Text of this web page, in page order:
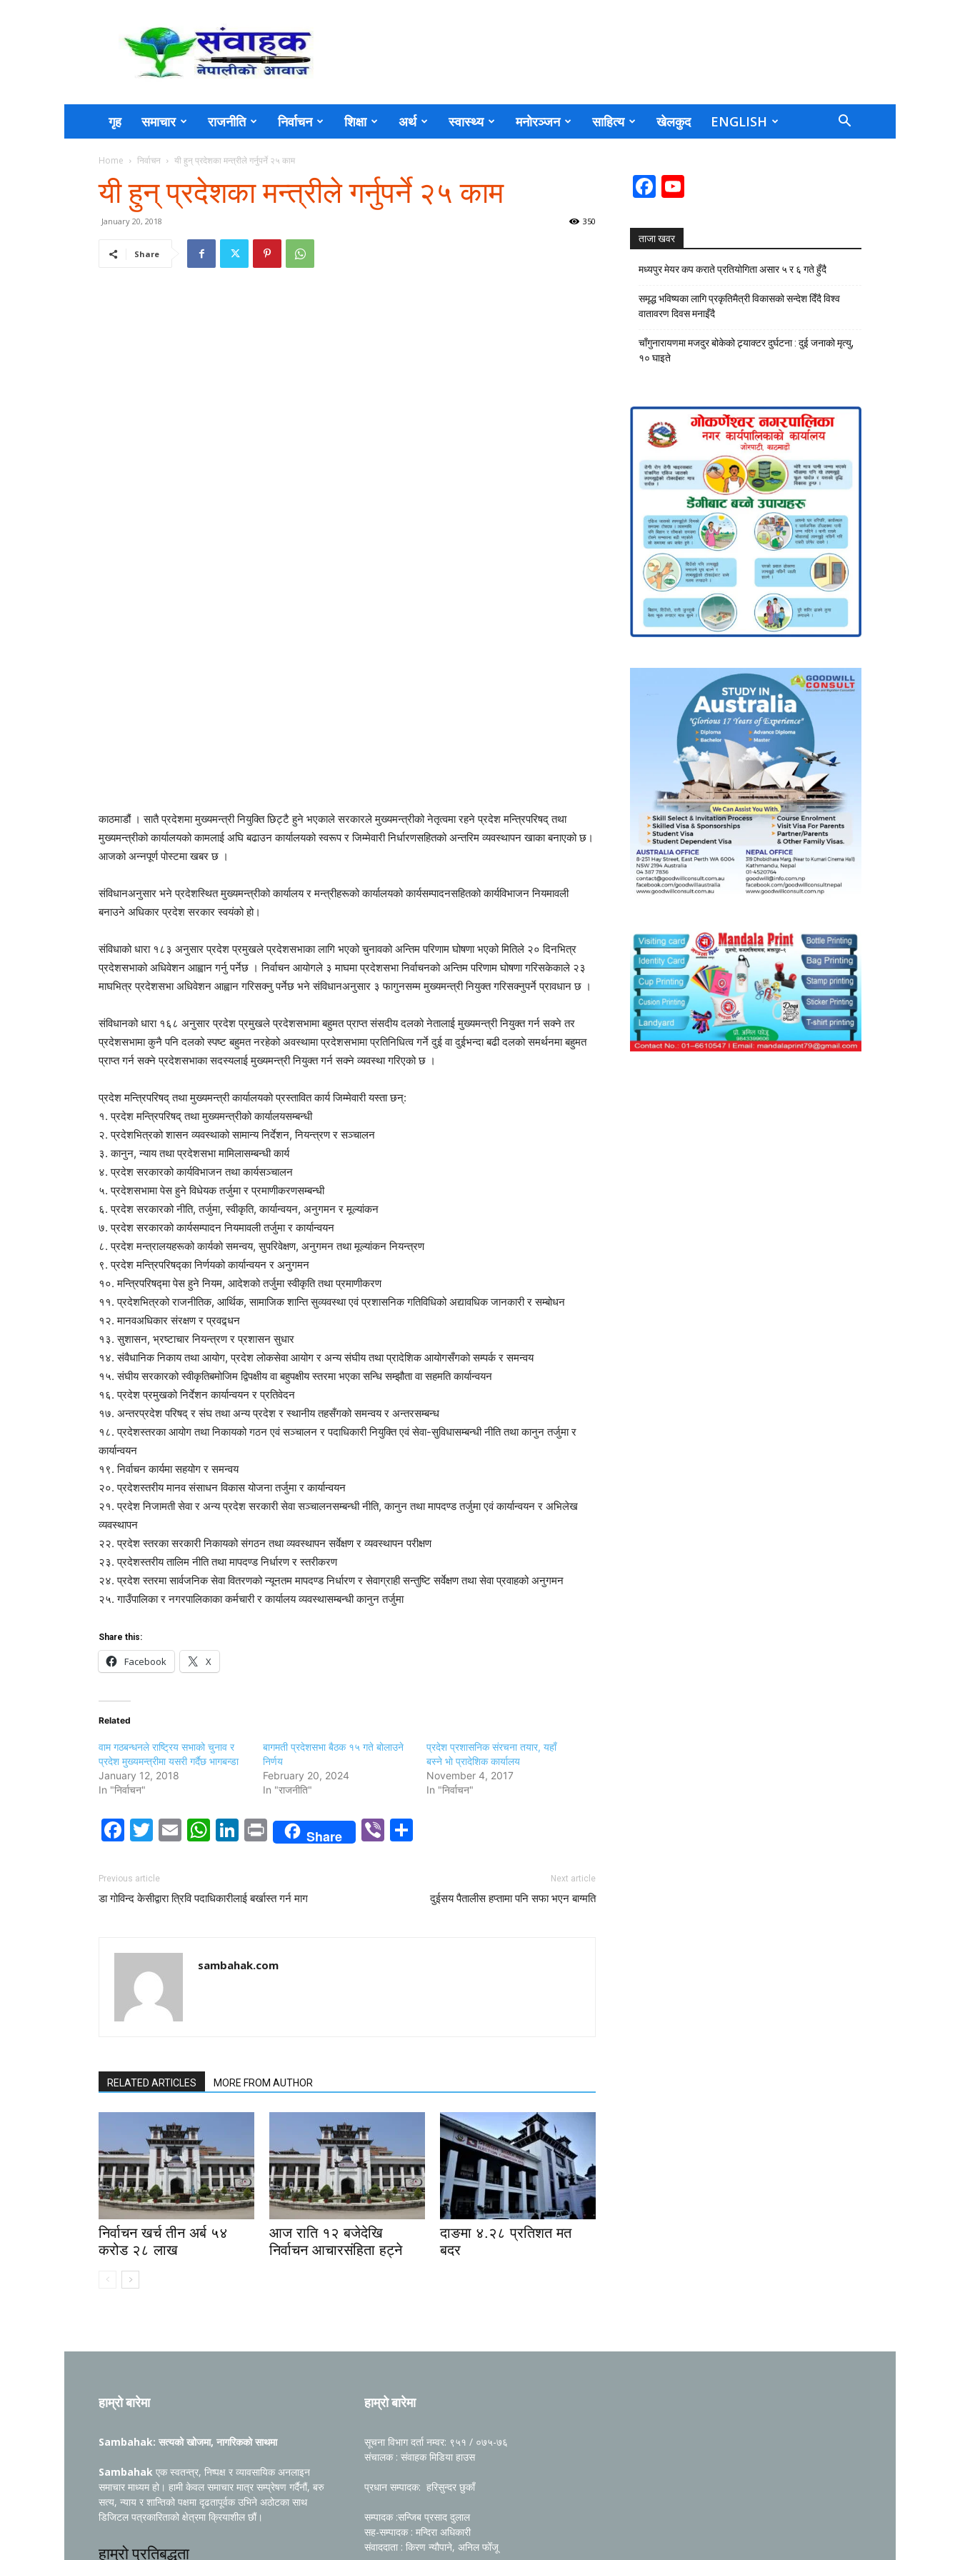
Sambahak
गृह समाचार राजनीति निर्वाचन शिक्षा अर्थ स्वास्थ्य मनोरञ्जन साहित्य खेलकुद ENGLISH
Home निर्वाचन यी हुन् प्रदेशका मन्त्रीले गर्नुपर्ने २५ काम
यी हुन् प्रदेशका मन्त्रीले गर्नुपर्ने २५ काम
January 20, 2018 350
Share
काठमाडौं । सातै प्रदेशमा मुख्यमन्त्री नियुक्ति छिट्टै हुने भएकाले सरकारले मुख्यमन्त्रीको नेतृत्वमा रहने प्रदेश मन्त्रिपरिषद् तथा
मुख्यमन्त्रीको कार्यालयको कामलाई अघि बढाउन कार्यालयको स्वरूप र जिम्मेवारी निर्धारणसहितको अन्तरिम व्यवस्थापन खाका बनाएको छ।
आजको अन्नपूर्ण पोस्टमा खबर छ ।
संविधानअनुसार भने प्रदेशस्थित मुख्यमन्त्रीको कार्यालय र मन्त्रीहरूको कार्यालयको कार्यसम्पादनसहितको कार्यविभाजन नियमावली
बनाउने अधिकार प्रदेश सरकार स्वयंको हो।
संविधाको धारा १८३ अनुसार प्रदेश प्रमुखले प्रदेशसभाका लागि भएको चुनावको अन्तिम परिणाम घोषणा भएको मितिले २० दिनभित्र
प्रदेशसभाको अधिवेशन आह्वान गर्नु पर्नेछ । निर्वाचन आयोगले ३ माघमा प्रदेशसभा निर्वाचनको अन्तिम परिणाम घोषणा गरिसकेकाले २३
माघभित्र प्रदेशसभा अधिवेशन आह्वान गरिसक्नु पर्नेछ भने संविधानअनुसार ३ फागुनसम्म मुख्यमन्त्री नियुक्त गरिसक्नुपर्ने प्रावधान छ ।
संविधानको धारा १६८ अनुसार प्रदेश प्रमुखले प्रदेशसभामा बहुमत प्राप्त संसदीय दलको नेतालाई मुख्यमन्त्री नियुक्त गर्न सक्ने तर
प्रदेशसभामा कुनै पनि दलको स्पष्ट बहुमत नरहेको अवस्थामा प्रदेशसभामा प्रतिनिधित्व गर्ने दुई वा दुईभन्दा बढी दलको समर्थनमा बहुमत
प्राप्त गर्न सक्ने प्रदेशसभाका सदस्यलाई मुख्यमन्त्री नियुक्त गर्न सक्ने व्यवस्था गरिएको छ ।
प्रदेश मन्त्रिपरिषद् तथा मुख्यमन्त्री कार्यालयको प्रस्तावित कार्य जिम्मेवारी यस्ता छन्:
१. प्रदेश मन्त्रिपरिषद् तथा मुख्यमन्त्रीको कार्यालयसम्बन्धी
२. प्रदेशभित्रको शासन व्यवस्थाको सामान्य निर्देशन, नियन्त्रण र सञ्चालन
३. कानुन, न्याय तथा प्रदेशसभा मामिलासम्बन्धी कार्य
४. प्रदेश सरकारको कार्यविभाजन तथा कार्यसञ्चालन
५. प्रदेशसभामा पेस हुने विधेयक तर्जुमा र प्रमाणीकरणसम्बन्धी
६. प्रदेश सरकारको नीति, तर्जुमा, स्वीकृति, कार्यान्वयन, अनुगमन र मूल्यांकन
७. प्रदेश सरकारको कार्यसम्पादन नियमावली तर्जुमा र कार्यान्वयन
८. प्रदेश मन्त्रालयहरूको कार्यको समन्वय, सुपरिवेक्षण, अनुगमन तथा मूल्यांकन नियन्त्रण
९. प्रदेश मन्त्रिपरिषद्का निर्णयको कार्यान्वयन र अनुगमन
१०. मन्त्रिपरिषद्मा पेस हुने नियम, आदेशको तर्जुमा स्वीकृति तथा प्रमाणीकरण
११. प्रदेशभित्रको राजनीतिक, आर्थिक, सामाजिक शान्ति सुव्यवस्था एवं प्रशासनिक गतिविधिको अद्यावधिक जानकारी र सम्बोधन
१२. मानवअधिकार संरक्षण र प्रवद्र्धन
१३. सुशासन, भ्रष्टाचार नियन्त्रण र प्रशासन सुधार
१४. संवैधानिक निकाय तथा आयोग, प्रदेश लोकसेवा आयोग र अन्य संघीय तथा प्रादेशिक आयोगसँगको सम्पर्क र समन्वय
१५. संघीय सरकारको स्वीकृतिबमोजिम द्विपक्षीय वा बहुपक्षीय स्तरमा भएका सन्धि सम्झौता वा सहमति कार्यान्वयन
१६. प्रदेश प्रमुखको निर्देशन कार्यान्वयन र प्रतिवेदन
१७. अन्तरप्रदेश परिषद् र संघ तथा अन्य प्रदेश र स्थानीय तहसँगको समन्वय र अन्तरसम्बन्ध
१८. प्रदेशस्तरका आयोग तथा निकायको गठन एवं सञ्चालन र पदाधिकारी नियुक्ति एवं सेवा-सुविधासम्बन्धी नीति तथा कानुन तर्जुमा र
कार्यान्वयन
१९. निर्वाचन कार्यमा सहयोग र समन्वय
२०. प्रदेशस्तरीय मानव संसाधन विकास योजना तर्जुमा र कार्यान्वयन
२१. प्रदेश निजामती सेवा र अन्य प्रदेश सरकारी सेवा सञ्चालनसम्बन्धी नीति, कानुन तथा मापदण्ड तर्जुमा एवं कार्यान्वयन र अभिलेख
व्यवस्थापन
२२. प्रदेश स्तरका सरकारी निकायको संगठन तथा व्यवस्थापन सर्वेक्षण र व्यवस्थापन परीक्षण
२३. प्रदेशस्तरीय तालिम नीति तथा मापदण्ड निर्धारण र स्तरीकरण
२४. प्रदेश स्तरमा सार्वजनिक सेवा वितरणको न्यूनतम मापदण्ड निर्धारण र सेवाग्राही सन्तुष्टि सर्वेक्षण तथा सेवा प्रवाहको अनुगमन
२५. गाउँपालिका र नगरपालिकाका कर्मचारी र कार्यालय व्यवस्थासम्बन्धी कानुन तर्जुमा
Share this:
Facebook X
Related
वाम गठबन्धनले राष्ट्रिय सभाको चुनाव र
प्रदेश मुख्यमन्त्रीमा यसरी गर्दैछ भागबन्डा
January 12, 2018
In "निर्वाचन"
बागमती प्रदेशसभा बैठक १५ गते बोलाउने
निर्णय
February 20, 2024
In "राजनीति"
प्रदेश प्रशासनिक संरचना तयार, यहाँ
बस्ने भाे प्रादेशिक कार्यालय
November 4, 2017
In "निर्वाचन"
Facebook
Twitter
EmailWhatsApp
LinkedIn
PrintShare Viber
Previous article
डा गोविन्द केसीद्वारा त्रिवि पदाधिकारीलाई बर्खास्त गर्न माग
Next article
दुईसय पैतालीस हप्तामा पनि सफा भएन बाग्मति
sambahak.com
RELATED ARTICLES MORE FROM AUTHOR
निर्वाचन खर्च तीन अर्ब ५४
करोड २८ लाख
आज राति १२ बजेदेखि
निर्वाचन आचारसंहिता हट्ने
दाङमा ४.२८ प्रतिशत मत
बदर
Facebook
ताजा खवर
मध्यपुर मेयर कप कराते प्रतियोगिता असार ५ र ६ गते हुँदै
समृद्ध भविष्यका लागि प्रकृतिमैत्री विकासको सन्देश दिँदै विश्व
वातावरण दिवस मनाइँदै
चाँगुनारायणमा मजदुर बोकेको ट्र्याक्टर दुर्घटना : दुई जनाको मृत्यु,
१० घाइते
हाम्रो बारेमा
Sambahak: सत्यको खोजमा, नागरिकको साथमा
Sambahak एक स्वतन्त्र, निष्पक्ष र व्यावसायिक अनलाइन
समाचार माध्यम हो। हामी केवल समाचार मात्र सम्प्रेषण गर्दैनौं, बरु
सत्य, न्याय र शान्तिको पक्षमा दृढतापूर्वक उभिने अठोटका साथ
डिजिटल पत्रकारिताको क्षेत्रमा क्रियाशील छौं।
हाम्रो प्रतिबद्धता
हाम्रो बारेमा
सूचना विभाग दर्ता नम्वर: ९५१ / ०७५-७६
संचालक : संवाहक मिडिया हाउस
प्रधान सम्पादक: हरिसुन्दर छुकाँ
सम्पादक :सन्जिब प्रसाद दुलाल
सह-सम्पादक : मन्दिरा अधिकारी
संवाददाता : किरण न्यौपाने, अनिल फोँजू